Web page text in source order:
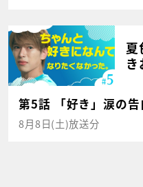
夏
き
第5話 「好き」涙の告
8月8日(土)放送分